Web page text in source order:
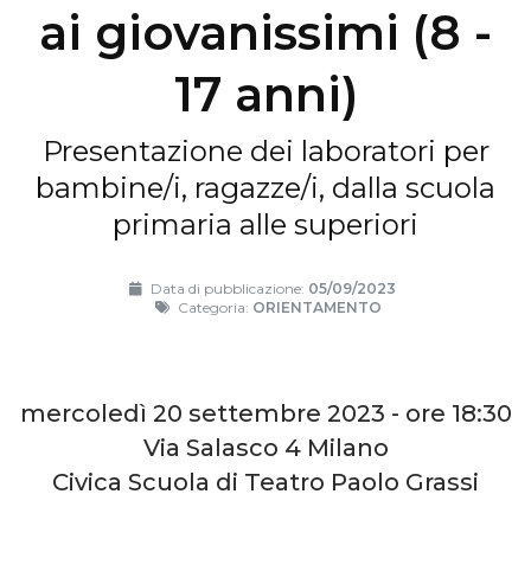
ai giovanissimi (8 -
17 anni)
Presentazione dei laboratori per
bambine/i, ragazze/i, dalla scuola
primaria alle superiori
Data di pubblicazione: 05/09/2023
Categoria: ORIENTAMENTO
mercoledì 20 settembre 2023 - ore 18:30
Via Salasco 4 Milano
Civica Scuola di Teatro Paolo Grassi